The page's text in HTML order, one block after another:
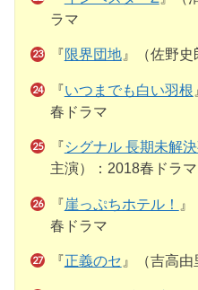
ラマ
『限界団地』（佐野史
『いつまでも白い羽根
春ドラマ
『シグナル 長期未解
主演）：2018春ドラマ
『崖っぷちホテル！
春ドラマ
『正義のセ 』（吉高